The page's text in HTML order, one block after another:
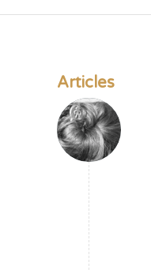
Articles